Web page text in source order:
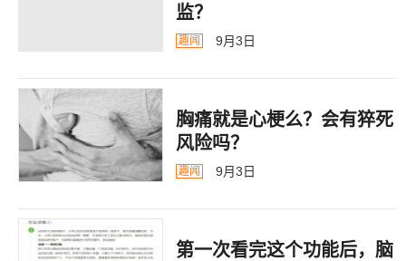
监？ ​​​
趣闻 9月3日
胸痛就是心梗么？会有猝死
风险吗？
趣闻 9月3日
第一次看完这个功能后，脑